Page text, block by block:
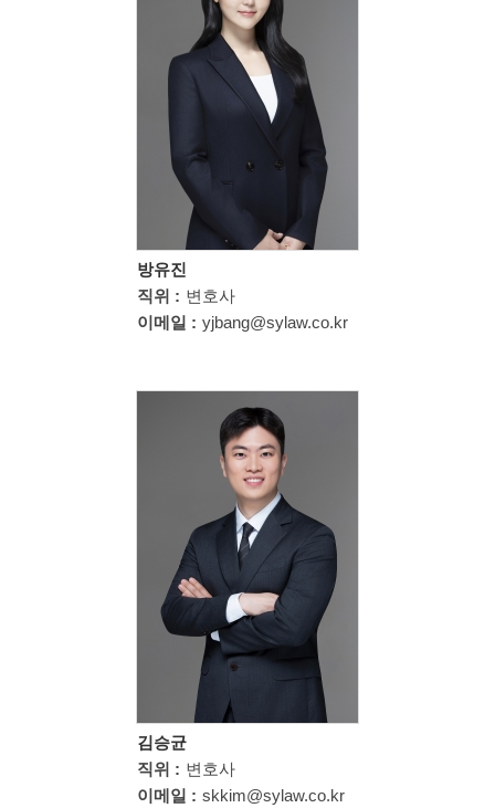
방유진
직위 : 변호사
이메일 : yjbang@sylaw.co.kr
김승균
직위 : 변호사
이메일 : skkim@sylaw.co.kr